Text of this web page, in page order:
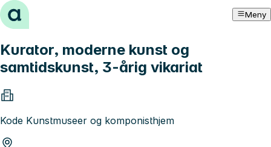
Hopp til innhold Meny
Kurator, moderne kunst og
samtidskunst, 3-årig vikariat
Kode Kunstmuseer og komponisthjem